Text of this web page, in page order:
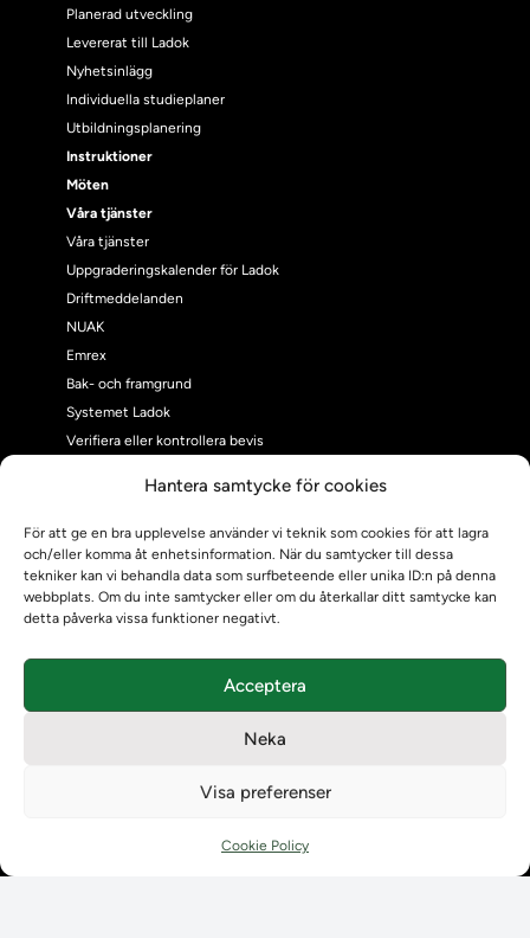
Hantera samtycke för cookies
För att ge en bra upplevelse använder vi teknik som cookies för att lagra
och/eller komma åt enhetsinformation. När du samtycker till dessa
tekniker kan vi behandla data som surfbeteende eller unika ID:n på denna
webbplats. Om du inte samtycker eller om du återkallar ditt samtycke kan
detta påverka vissa funktioner negativt.
Acceptera
Neka
Visa preferenser
Cookie Policy
Planerad utveckling
Levererat till Ladok
Nyhetsinlägg
Individuella studieplaner
Utbildningsplanering
Instruktioner
Möten
Våra tjänster
Våra tjänster
Uppgraderingskalender för Ladok
Driftmeddelanden
NUAK
Emrex
Bak- och framgrund
Systemet Ladok
Verifiera eller kontrollera bevis
Om oss
Om Ladokkonsortiet
Ladokkonsortiet internationellt
Vision, strategi och produktplan
Kontaktuppgifter för studenters Ladoksupport